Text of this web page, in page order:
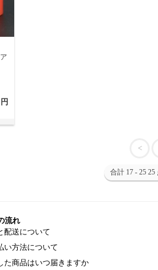
<
合計 17 - 25
流れ
配送について
い方法について
た商品はいつ届きますか